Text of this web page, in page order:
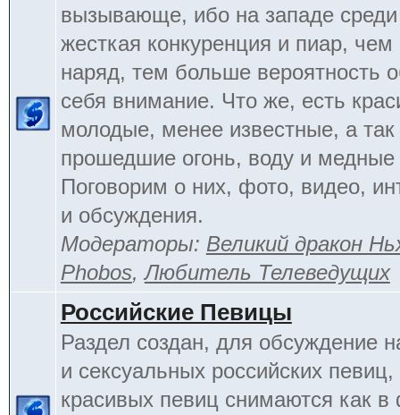
вызывающе, ибо на западе среди
жесткая конкуренция и пиар, чем
наряд, тем больше вероятность
себя внимание. Что же, есть
молодые, менее известные, а
прошедшие огонь, воду и медные
Поговорим о них, фото, видео,
и обсуждения.
Модераторы: Великий дракон
Phobos,Любитель Телеведущих
Российские Певицы
Раздел создан, для обсуждение
и сексуальных российских
красивых певиц снимаются как